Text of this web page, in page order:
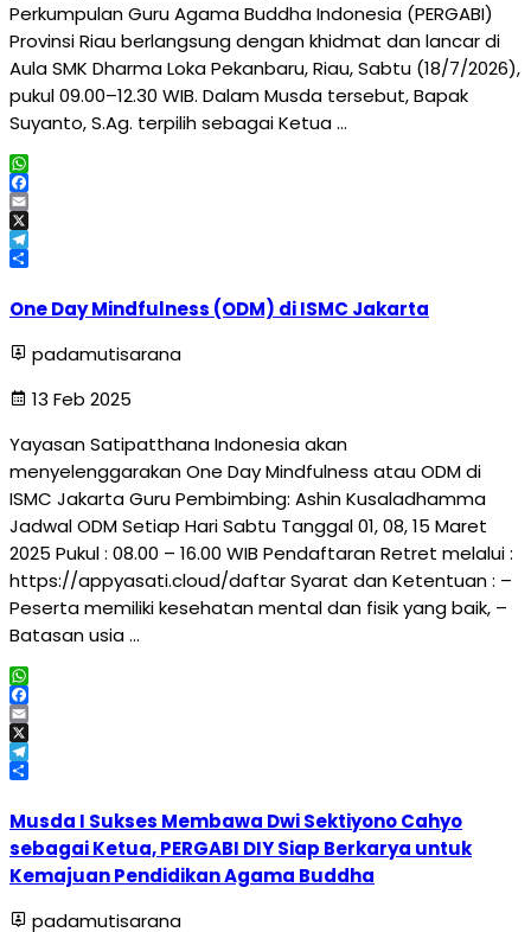
Perkumpulan Guru Agama Buddha Indonesia (PERGABI)
Provinsi Riau berlangsung dengan khidmat dan lancar di
Aula SMK Dharma Loka Pekanbaru, Riau, Sabtu (18/7/2026),
pukul 09.00–12.30 WIB. Dalam Musda tersebut, Bapak
Suyanto, S.Ag. terpilih sebagai Ketua …
WhatsApp
Facebook
Email
X
Telegram
One Day Mindfulness (ODM) di ISMC Jakarta
padamutisarana
13 Feb 2025
Yayasan Satipatthana Indonesia akan
menyelenggarakan One Day Mindfulness atau ODM di
ISMC Jakarta Guru Pembimbing: Ashin Kusaladhamma
Jadwal ODM Setiap Hari Sabtu Tanggal 01, 08, 15 Maret
2025 Pukul : 08.00 – 16.00 WIB Pendaftaran Retret melalui :
https://appyasati.cloud/daftar Syarat dan Ketentuan : –
Peserta memiliki kesehatan mental dan fisik yang baik, –
Batasan usia …
WhatsApp
Facebook
Email
X
Telegram
Musda I Sukses Membawa Dwi Sektiyono Cahyo
sebagai Ketua, PERGABI DIY Siap Berkarya untuk
Kemajuan Pendidikan Agama Buddha
padamutisarana